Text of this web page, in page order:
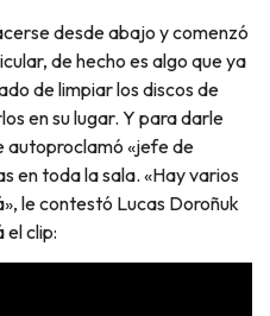
desde abajo y comenzó
de hecho es algo que ya
de limpiar los discos de
en su lugar. Y para darle
autoproclamó «jefe de
en toda la sala. «Hay varios
le contestó Lucas Doroñuk
el clip: